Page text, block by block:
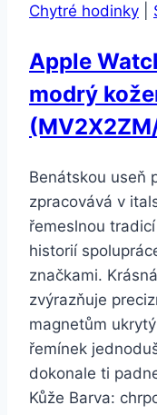
–
Chytré hodinky
Apple
modrý
Benátskou useň
zpracovává v
řemeslnou
historií
značkami.
zvýrazňuje
magnetům
řemínek
dokonale ti
Kůže Barva: